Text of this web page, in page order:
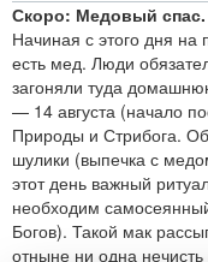
Скоро: Медовый спас.
Начиная с этого дня
есть мед. Люди
загоняли туда
— 14 августа (начало
Природы и Стрибога.
шулики (выпечка с
этот день важный
необходим
Богов). Такой мак
отныне ни одна